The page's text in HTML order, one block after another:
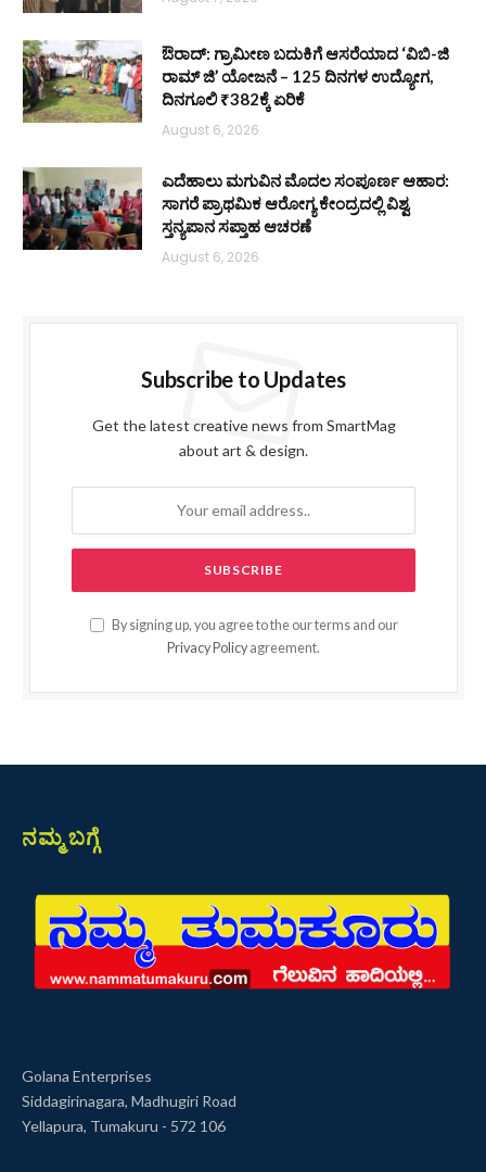
ಔರಾದ್: ಗ್ರಾಮೀಣ ಬದುಕಿಗೆ ಆಸರೆಯಾದ ‘ವಿಬಿ-ಜಿ
ರಾಮ್ ಜಿ’ ಯೋಜನೆ – 125 ದಿನಗಳ ಉದ್ಯೋಗ,
ದಿನಗೂಲಿ ₹382ಕ್ಕೆ ಏರಿಕೆ
August 6, 2026
ಎದೆಹಾಲು ಮಗುವಿನ ಮೊದಲ ಸಂಪೂರ್ಣ ಆಹಾರ:
ಸಾಗರೆ ಪ್ರಾಥಮಿಕ ಆರೋಗ್ಯ ಕೇಂದ್ರದಲ್ಲಿ ವಿಶ್ವ
ಸ್ತನ್ಯಪಾನ ಸಪ್ತಾಹ ಆಚರಣೆ
August 6, 2026
Subscribe to Updates
Get the latest creative news from SmartMag
about art & design.
By signing up, you agree to the our terms and our
Privacy Policy agreement.
ನಮ್ಮ ಬಗ್ಗೆ
Golana Enterprises
Siddagirinagara, Madhugiri Road
Yellapura, Tumakuru - 572 106